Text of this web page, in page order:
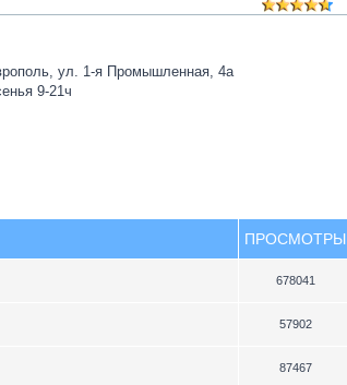
ул. 1-я Промышленная, 4а
9-21ч
ПРОСМОТРЫ
678041
57902
87467